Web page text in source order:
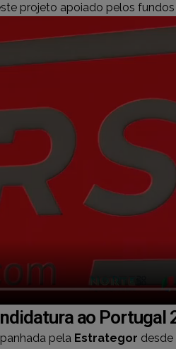
projeto apoiado pelos fundos
ao Portugal
pela Estrategor desde